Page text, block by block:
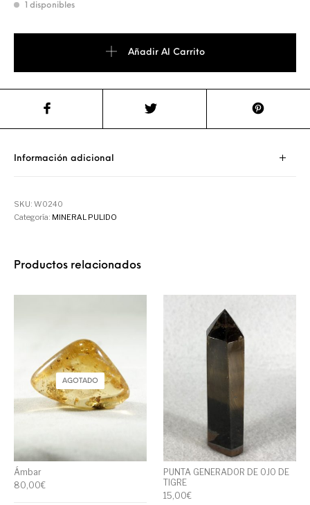
1 disponibles
Añadir Al Carrito
Información adicional
SKU:W0240
Categoría: MINERAL PULIDO
Productos relacionados
AGOTADO
Ámbar
80,00€
PUNTA GENERADOR DE OJO DE
TIGRE
15,00€